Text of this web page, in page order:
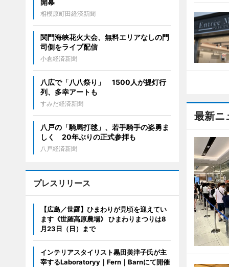
最新ニ
開幕
相模原町田経済新聞
関門海峡花火大会、無料エリアなしの門
司側をライブ配信
小倉経済新聞
八広で「八八祭り」 1500人が提灯行
列、多幸アートも
すみだ経済新聞
八戸の「騎馬打毬」、若手騎手の姿勇ま
しく 20年ぶりの正式参拝も
八戸経済新聞
プレスリリース
【広島／世羅】ひまわりが見頃を迎えてい
ます《世羅高原農場》 ひまわりまつりは8
月23日（日）まで
インテリアスタイリスト黒田美津子氏が主
宰するLaboratoryy｜Fern｜Barnにて開催